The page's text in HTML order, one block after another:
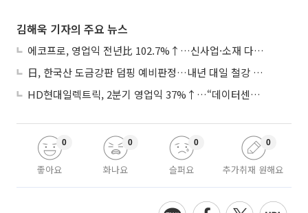
김해욱 기자의 주요 뉴스
에코프로, 영업익 전년比 102.7%↑…신사업·소재 다각화 박차
日, 한국산 도금강판 덤핑 예비판정…내년 대일 철강 수출 ‘빨간불’
HD현대일렉트릭, 2분기 영업익 37%↑…“데이터센터 사업, 새로운 성장 축”
좋아요
0
화나요
0
슬퍼요
0
추가취재 원해요
0